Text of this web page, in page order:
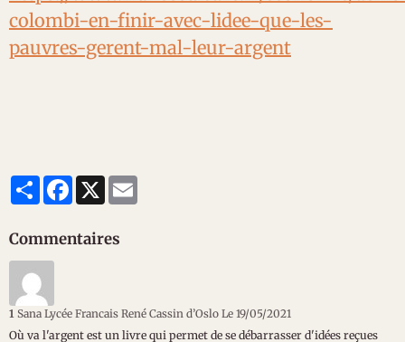
colombi-en-finir-avec-lidee-que-les-
pauvres-gerent-mal-leur-argent
PartagerFacebook
X
Commentaires
1 Sana Lycée Francais René Cassin d’Oslo Le 19/05/2021
Où va l'argent est un livre qui permet de se débarrasser d'idées reçues